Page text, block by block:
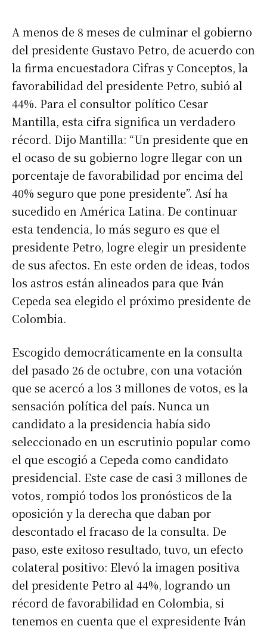
A menos de 8 meses de culminar el gobierno
del presidente Gustavo Petro, de acuerdo con
la firma encuestadora Cifras y Conceptos, la
favorabilidad del presidente Petro, subió al
44%. Para el consultor político Cesar
Mantilla, esta cifra significa un verdadero
récord. Dijo Mantilla: “Un presidente que en
el ocaso de su gobierno logre llegar con un
porcentaje de favorabilidad por encima del
40% seguro que pone presidente”. Así ha
sucedido en América Latina. De continuar
esta tendencia, lo más seguro es que el
presidente Petro, logre elegir un presidente
de sus afectos. En este orden de ideas, todos
los astros están alineados para que Iván
Cepeda sea elegido el próximo presidente de
Colombia.
Escogido democráticamente en la consulta
del pasado 26 de octubre, con una votación
que se acercó a los 3 millones de votos, es la
sensación política del país. Nunca un
candidato a la presidencia había sido
seleccionado en un escrutinio popular como
el que escogió a Cepeda como candidato
presidencial. Este case de casi 3 millones de
votos, rompió todos los pronósticos de la
oposición y la derecha que daban por
descontado el fracaso de la consulta. De
paso, este exitoso resultado, tuvo, un efecto
colateral positivo: Elevó la imagen positiva
del presidente Petro al 44%, logrando un
récord de favorabilidad en Colombia, si
tenemos en cuenta que el expresidente Iván